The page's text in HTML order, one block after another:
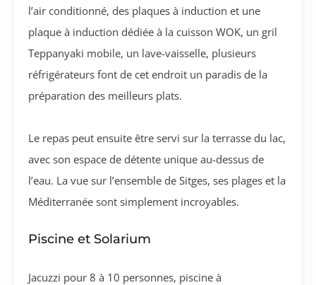
l’air conditionné, des plaques à induction et une
plaque à induction dédiée à la cuisson WOK, un gril
Teppanyaki mobile, un lave-vaisselle, plusieurs
réfrigérateurs font de cet endroit un paradis de la
préparation des meilleurs plats.
Le repas peut ensuite être servi sur la terrasse du lac,
avec son espace de détente unique au-dessus de
l’eau. La vue sur l’ensemble de Sitges, ses plages et la
Méditerranée sont simplement incroyables.
Piscine et Solarium
Jacuzzi pour 8 à 10 personnes, piscine à